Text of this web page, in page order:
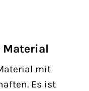
Material
mit
Es ist